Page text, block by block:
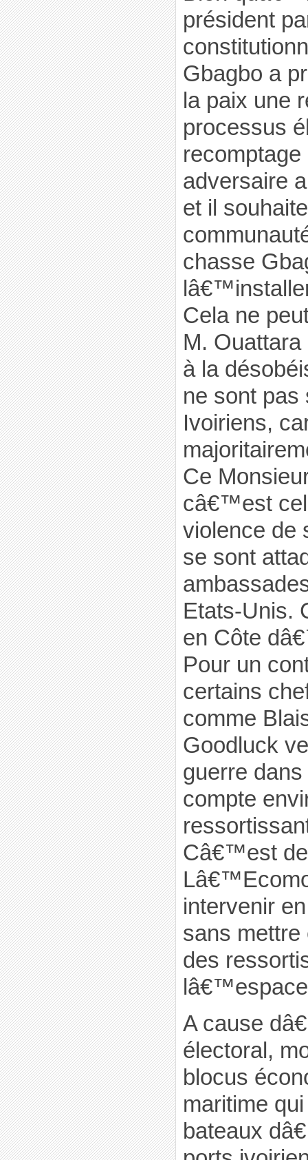
président
Gbagbo a
la paix une
processus
adversaire
et il
chasse
Cela ne
M.
à la
ne sont pas
Ivoiriens,
Ce
câ€™est
violence de
se sont
Etats-Unis.
en Côte
Pour un
certains
comme
Goodluck
guerre
compte
Câ€™est
intervenir
sans mettre
des
A cause
électoral,
blocus
maritime
bateaux